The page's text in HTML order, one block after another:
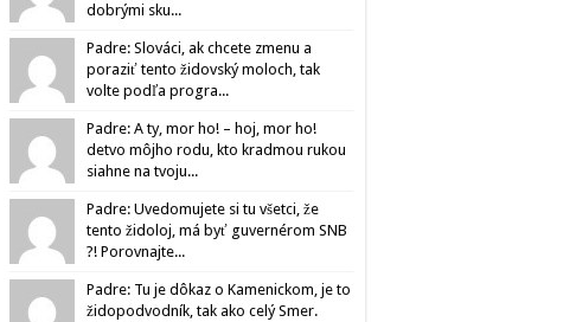
dobrými sku...
Padre: Slováci, ak chcete zmenu a
poraziť tento židovský moloch, tak
volte podľa progra...
Padre: A ty, mor ho! – hoj, mor ho!
detvo môjho rodu, kto kradmou rukou
siahne na tvoju...
Padre: Uvedomujete si tu všetci, že
tento židoloj, má byť guvernérom SNB
?! Porovnajte...
Padre: Tu je dôkaz o Kamenickom, je to
židopodvodník, tak ako celý Smer.